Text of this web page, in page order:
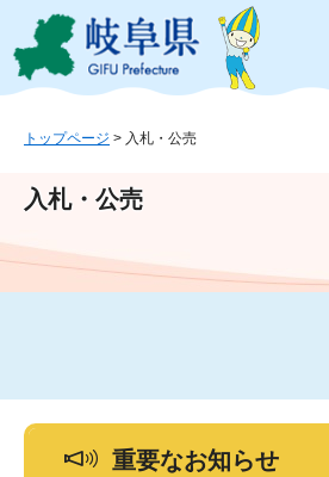
ジ
ュ
文
このページの本文へ
トップページ > 入札・公売
入札・公売
重要なお知らせ